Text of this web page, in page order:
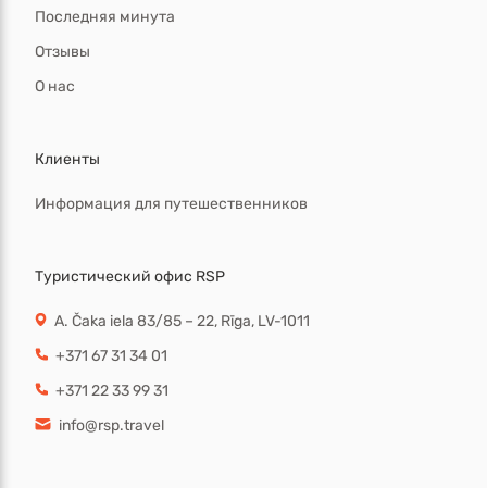
Последняя минута
Отзывы
О нас
Клиенты
Информация для путешественников
Туристический офис RSP
A. Čaka iela 83/85 – 22, Rīga, LV-1011
+371 67 31 34 01
+371 22 33 99 31
info@rsp.travel